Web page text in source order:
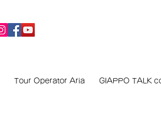
Tour Operator Aria GIAPPO TALK